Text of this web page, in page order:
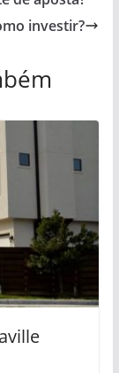
investir?